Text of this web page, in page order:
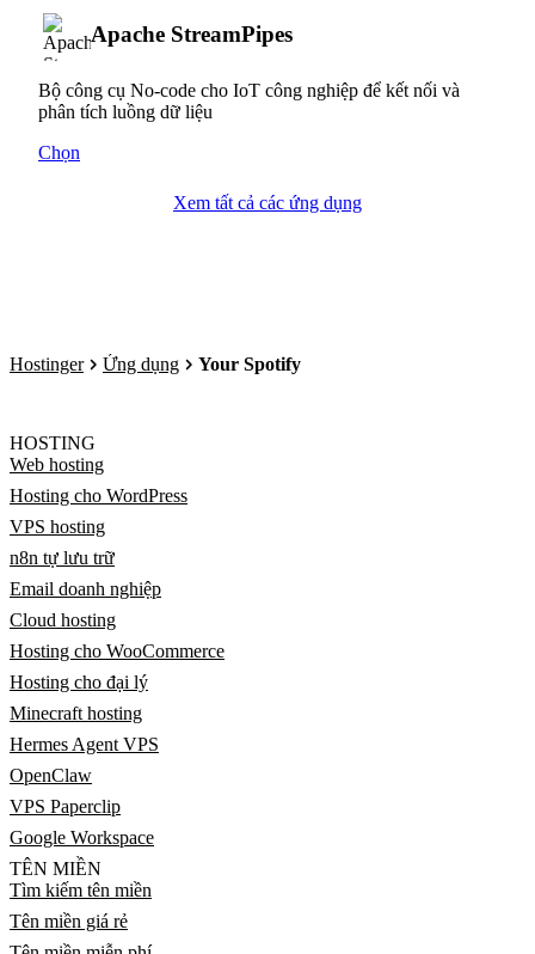
Apache StreamPipes
Bộ công cụ No-code cho IoT công nghiệp để kết nối và
phân tích luồng dữ liệu
Chọn
Xem tất cả các ứng dụng
Hostinger Ứng dụng Your Spotify
HOSTING
Web hosting
Hosting cho WordPress
VPS hosting
n8n tự lưu trữ
Email doanh nghiệp
Cloud hosting
Hosting cho WooCommerce
Hosting cho đại lý
Minecraft hosting
Hermes Agent VPS
OpenClaw
VPS Paperclip
Google Workspace
TÊN MIỀN
Tìm kiếm tên miền
Tên miền giá rẻ